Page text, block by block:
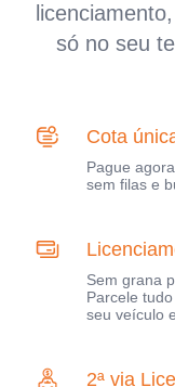
só no seu
Cota
Pague
sem filas e
Sem grana
Parcele
seu veículo
2ª via